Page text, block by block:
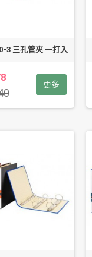
3 三孔管夾 一打入
更多